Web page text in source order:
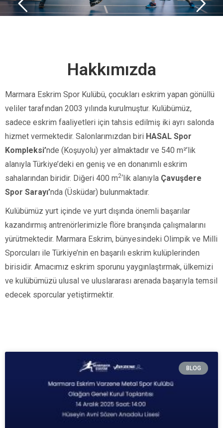
Hakkımızda
Marmara Eskrim Spor Kulübü, çocukları eskrim yapan gönüllü
veliler tarafından 2003 yılında kurulmuştur. Kulübümüz,
sadece eskrim faaliyetleri için tahsis edilmiş iki ayrı salonda
hizmet vermektedir. Salonlarımızdan biri HASAL Spor
Kompleksi’nde (Koşuyolu) yer almaktadır ve 540 m²’lik
alanıyla Türkiye’deki en geniş ve en donanımlı eskrim
sahalarından biridir. Diğeri 400 m2‘lik alanıyla Çavuşdere
Spor Sarayı’nda (Üsküdar) bulunmaktadır.
Kulübümüz yurt içinde ve yurt dışında önemli başarılar
kazandırmış antrenörlerimizle flöre branşında çalışmalarını
yürütmektedir. Marmara Eskrim, bünyesindeki Olimpik ve Milli
Sporcuları ile Türkiye’nin en başarılı eskrim kulüplerinden
birisidir. Amacımız eskrim sporunu yaygınlaştırmak, ülkemizi
ve kulübümüzü ulusal ve uluslararası arenada başarıyla temsil
edecek sporcular yetiştirmektir.
BLOG